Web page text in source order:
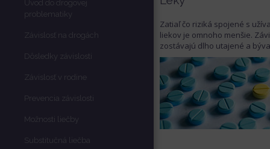
Úvod do drogovej
problematiky
Závislosť na drogách
Dôsledky závislosti
Závislosť v rodine
Prevencia závislosti
Možnosti liečby
Substitučná liečba
Zatiaľ čo riziká spojené s
liekov je omnoho menšie.
zostávajú dlho utajené a